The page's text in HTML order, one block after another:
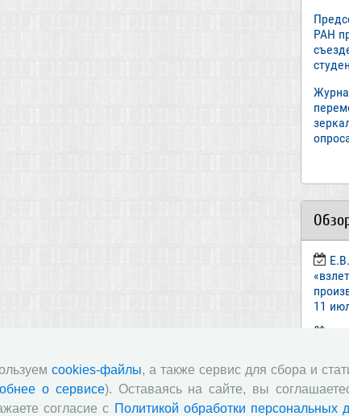
РАН
11
cookies-файлы, а также сервис для сбора и
о сервисе). Оставаясь на сайте, вы
согласие с Политикой обработки персональных